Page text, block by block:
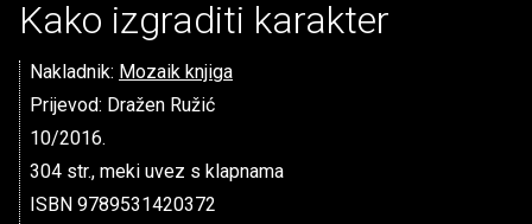
Kako izgraditi karakter
Nakladnik: Mozaik knjiga
Prijevod: Dražen Ružić
10/2016.
304 str., meki uvez s klapnama
ISBN 9789531420372